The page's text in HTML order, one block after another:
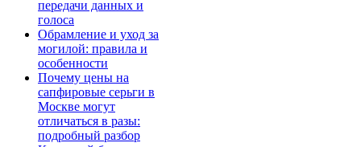
передачи данных и
голоса
Обрамление и уход за
могилой: правила и
особенности
Почему цены на
сапфировые серьги в
Москве могут
отличаться в разы:
подробный разбор